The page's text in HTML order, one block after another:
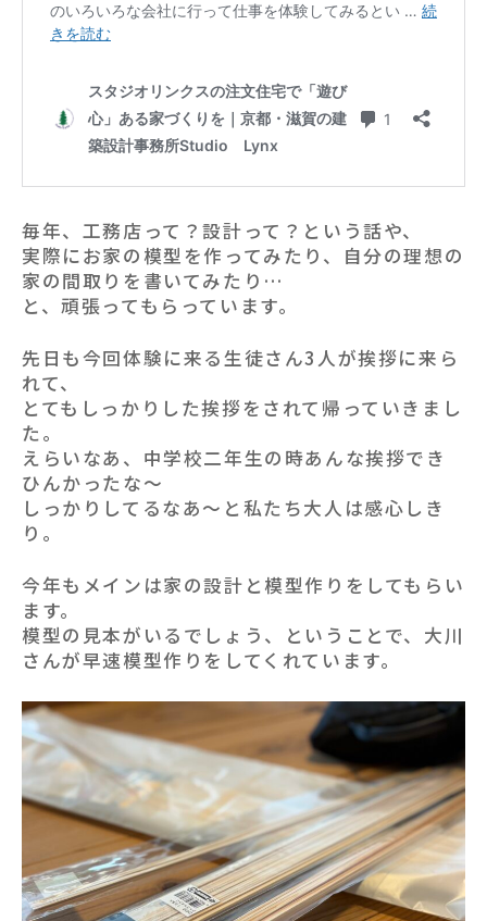
毎年、工務店って？設計って？という話や、
実際にお家の模型を作ってみたり、自分の理想の
家の間取りを書いてみたり…
と、頑張ってもらっています。
先日も今回体験に来る生徒さん3人が挨拶に来ら
れて、
とてもしっかりした挨拶をされて帰っていきまし
た。
えらいなあ、中学校二年生の時あんな挨拶でき
ひんかったな～
しっかりしてるなあ～と私たち大人は感心しき
り。
今年もメインは家の設計と模型作りをしてもらい
ます。
模型の見本がいるでしょう、ということで、大川
さんが早速模型作りをしてくれています。